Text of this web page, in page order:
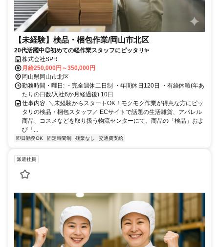
【未経験】検品・梱包作業/岡山市北区
20代活躍中◎初めての軽作業スタッフにピッタリ✨
株式会社SPR
月給250,000円～350,000円
岡山県岡山市北区
勤務時間・曜日: ・完全週休二日制 ・年間休日120日 ・有給休暇(年あ
たりの日数/入社6か月経過後) 10日
仕事内容: ＼未経験からスタートOK！モクモク作業が得意な方にピッ
タリの検品・梱包スタッフ／ ECサイトで話題の生活雑貨、アパレル
商品、コスメなどを取り扱う物流センターにて、商品の「検品」およ
び「...
即日勤務OK 固定時間制 残業なし 交通費支給
派遣社員